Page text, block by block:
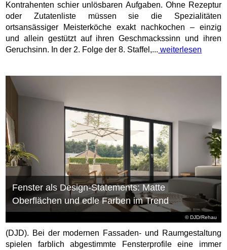
Kontrahenten schier unlösbaren Aufgaben. Ohne Rezeptur
oder Zutatenliste müssen sie die Spezialitäten
ortsansässiger Meisterköche exakt nachkochen – einzig
und allein gestützt auf ihren Geschmackssinn und ihren
Geruchsinn. In der 2. Folge der 8. Staffel,... weiterlesen
© DJD/Rehau
Fenster als Design-Statements: Matte
Oberflächen und edle Farben im Trend
(DJD). Bei der modernen Fassaden- und Raumgestaltung
spielen farblich abgestimmte Fensterprofile eine immer